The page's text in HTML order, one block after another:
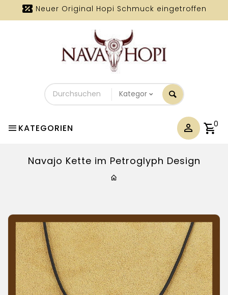
Neuer Original Hopi Schmuck eingetroffen
Durchsuchen
Sie
unseren
KATEGORIEN 0
Navajo Kette im Petroglyph Design